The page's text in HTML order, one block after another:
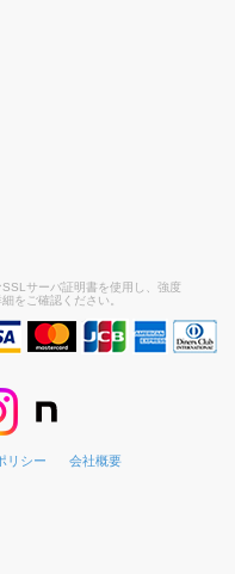
サーバ証明書を使用し、強度
細をご確認ください。
リシー
会社概要